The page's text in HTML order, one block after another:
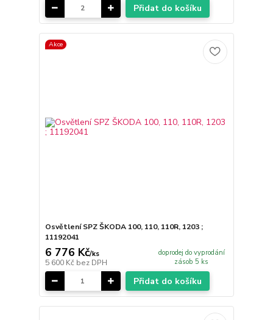
Přidat do košíku
Akce
Osvětlení SPZ ŠKODA 100, 110, 110R, 1203 ;
11192041
6 776 Kč/ks
5 600 Kč bez DPH
doprodej do vyprodání
zásob 5 ks
Přidat do košíku